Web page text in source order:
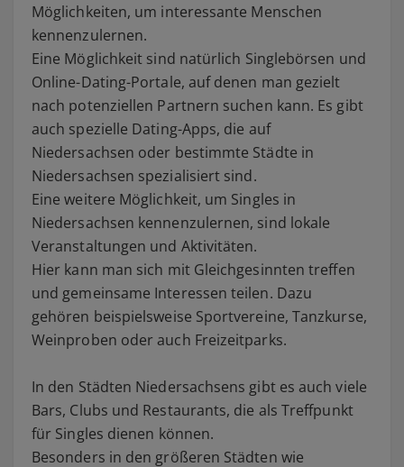
Möglichkeiten, um interessante Menschen
kennenzulernen.
Eine Möglichkeit sind natürlich Singlebörsen und
Online-Dating-Portale, auf denen man gezielt
nach potenziellen Partnern suchen kann. Es gibt
auch spezielle Dating-Apps, die auf
Niedersachsen oder bestimmte Städte in
Niedersachsen spezialisiert sind.
Eine weitere Möglichkeit, um Singles in
Niedersachsen kennenzulernen, sind lokale
Veranstaltungen und Aktivitäten.
Hier kann man sich mit Gleichgesinnten treffen
und gemeinsame Interessen teilen. Dazu
gehören beispielsweise Sportvereine, Tanzkurse,
Weinproben oder auch Freizeitparks.
In den Städten Niedersachsens gibt es auch viele
Bars, Clubs und Restaurants, die als Treffpunkt
für Singles dienen können.
Besonders in den größeren Städten wie